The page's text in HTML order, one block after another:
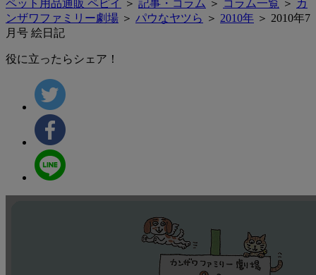
ペット用品通販 ペピイ ＞ 記事・コラム ＞ コラム一覧 ＞ カ
ンザワファミリー劇場 ＞ パウなヤツら ＞ 2010年 ＞ 2010年7
月号 絵日記
役に立ったらシェア！